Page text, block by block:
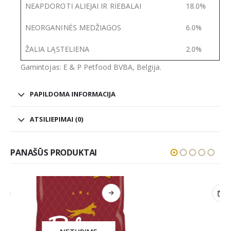
NEAPDOROTI ALIEJAI IR RIEBALAI 18.0%
NEORGANINĖS MEDŽIAGOS 6.0%
ŽALIA LĄSTELIENA
2.0%
Gamintojas: E & P Petfood BVBA, Belgija.
PAPILDOMA INFORMACIJA
ATSILIEPIMAI (0)
PANAŠŪS PRODUKTAI